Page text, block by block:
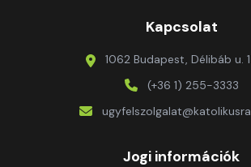
Kapcsolat
1062 Budapest, Délibáb u.
(+36 1) 255-3333
Jogi információk